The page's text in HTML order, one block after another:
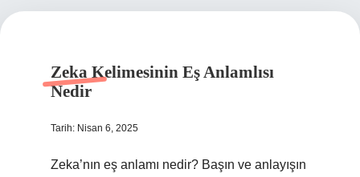
Zeka Kelimesinin Eş Anlamlısı
Nedir
Tarih: Nisan 6, 2025
Zeka’nın eş anlamı nedir? Başın ve anlayışın